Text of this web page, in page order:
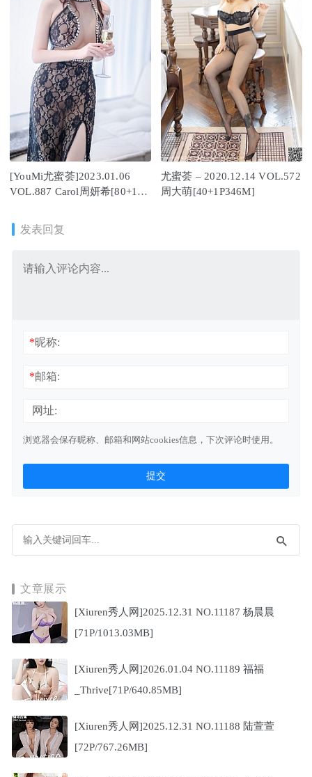
[YouMi尤蜜荟]2023.01.06
VOL.887 Carol周妍希[80+1P
尤蜜荟 – 2020.12.14 VOL.572
周大萌[40+1P346M]
发表回复
*昵称:
*邮箱:
网址:
浏览器会保存昵称、邮箱和网站cookies信息，下次评论时使用。
文章展示
[Xiuren秀人网]2025.12.31 NO.11187 杨晨晨
[71P/1013.03MB]
[Xiuren秀人网]2026.01.04 NO.11189 福福
_Thrive[71P/640.85MB]
[Xiuren秀人网]2025.12.31 NO.11188 陆萱萱
[72P/767.26MB]